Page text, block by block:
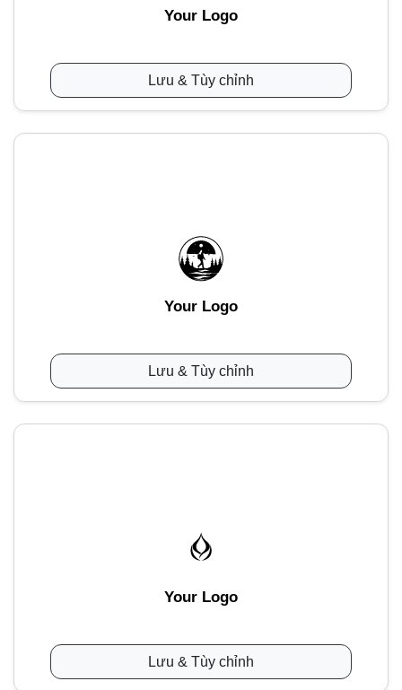
Your Logo
Lưu & Tùy chỉnh
Your Logo
Lưu & Tùy chỉnh
Your Logo
Lưu & Tùy chỉnh